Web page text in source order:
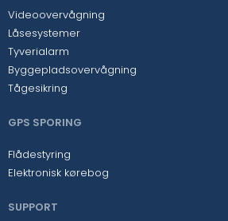
Videoovervågning
Låsesystemer
Tyverialarm
Byggepladsovervågning
Tågesikring
GPS SPORING
Flådestyring
Elektronisk kørebog
SUPPORT